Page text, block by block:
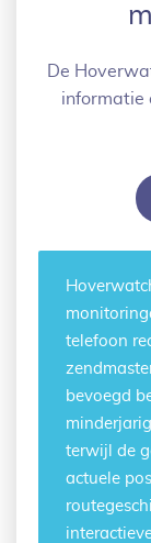
De
informatie
telefoon
bevoegd
terwijl de
actuele